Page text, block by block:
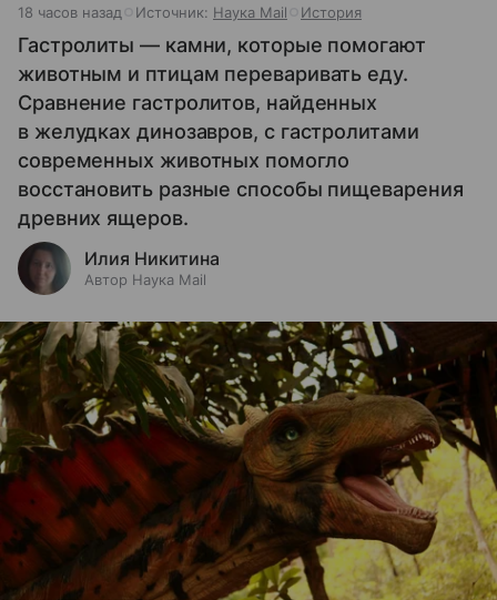
18 часов назад Источник: Наука Mail История
Гастролиты — камни, которые помогают
животным и птицам переваривать еду.
Сравнение гастролитов, найденных
в желудках динозавров, с гастролитами
современных животных помогло
восстановить разные способы пищеварения
древних ящеров.
Илия Никитина
Автор Наука Mail